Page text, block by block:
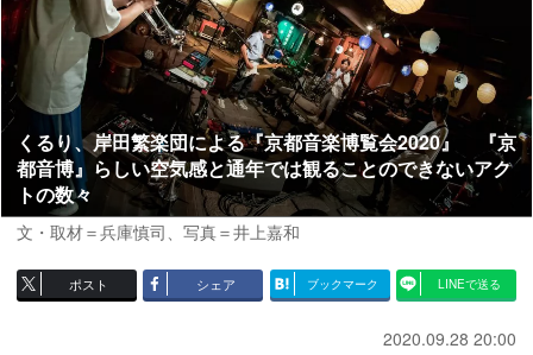
くるり、岸田繁楽団による『京都音楽博覧会2020』 『京
都音博』らしい空気感と通年では観ることのできないアク
トの数々
文・取材＝兵庫慎司、写真＝井上嘉和
ポスト シェア ブックマーク LINEで送る
2020.09.28 20:00